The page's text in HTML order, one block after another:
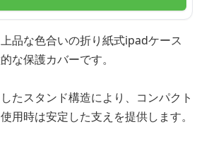
品な色合いの折り紙式ipadケース
な保護カバーです。
たスタンド構造により、コンパクト
用時は安定した支えを提供します。